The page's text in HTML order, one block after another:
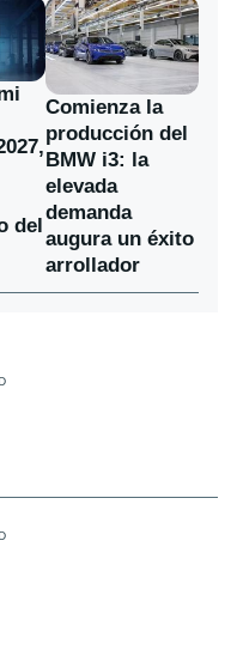
del
Comienza la
producción del
BMW i3: la
elevada
demanda
augura un éxito
arrollador